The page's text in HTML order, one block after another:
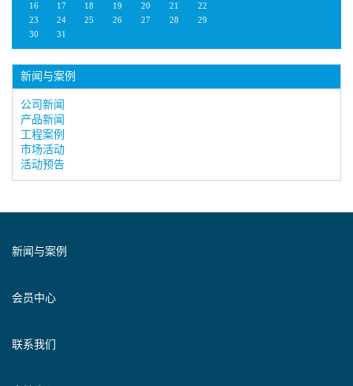
16
17 18 19 20 21
22
23
24 25 26 27 28
29
30
31
新闻与案例
公司新闻
产品新闻
工程案例
市场活动
活动预告
新闻与案例
会员中心
联系我们